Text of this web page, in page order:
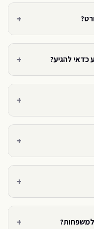
+
כדאי להגיע? +
+
+
+
+